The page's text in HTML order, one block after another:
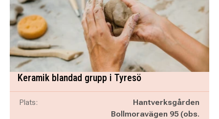
Keramik blandad grupp i Tyresö
Plats:
Hantverksgården
Bollmoravägen 95 (obs.